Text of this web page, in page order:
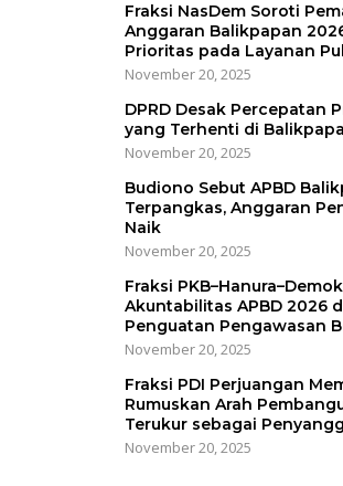
Fraksi NasDem Soroti
Anggaran Balikpapan
Prioritas pada Layanan
November 20, 2025
DPRD Desak Percepatan
yang Terhenti di
November 20, 2025
Budiono Sebut APBD
Terpangkas, Anggaran
Naik
November 20, 2025
Fraksi
Akuntabilitas APBD 2026
Penguatan Pengawasan
November 20, 2025
Fraksi PDI Perjuangan
Rumuskan Arah
Terukur sebagai
November 20, 2025